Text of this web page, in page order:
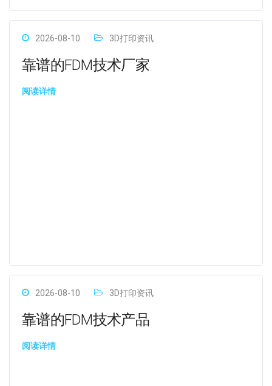
2026-08-10 3D打印资讯
靠谱的FDM技术厂家
阅读详情
2026-08-10 3D打印资讯
靠谱的FDM技术产品
阅读详情